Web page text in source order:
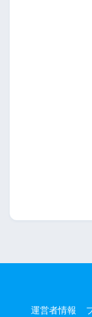
運営者情報